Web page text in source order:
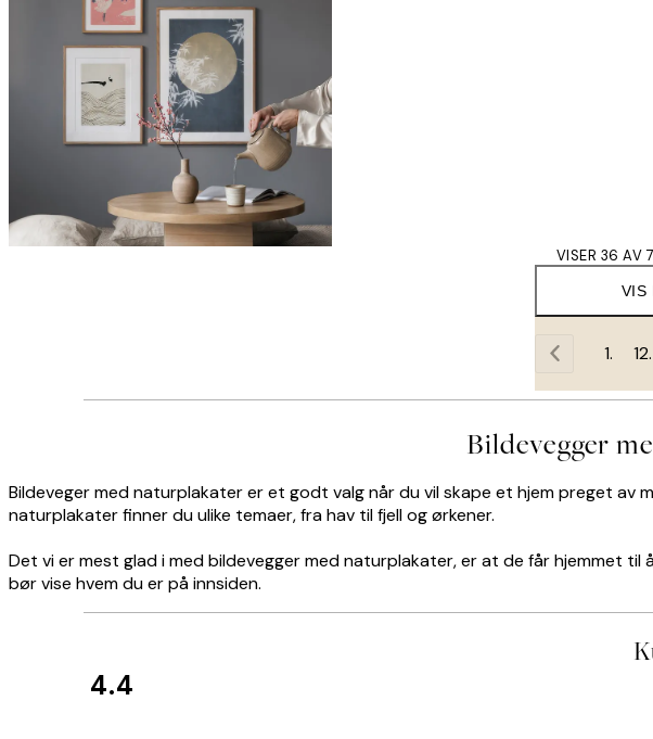
VIS
VISER 36 AV
1
Bildevegger
Bildeveger med naturplakater er et godt valg når du vil skape et hjem preget av
naturplakater finner du ulike temaer, fra hav til fjell og ørkener.
Det vi er mest glad i med bildevegger med naturplakater, er at de får hjemmet
bør vise hvem du er på innsiden.
4.4